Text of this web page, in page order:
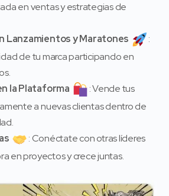
en ventas y estrategias de
Lanzamientos y Maratones
:
de tu marca participando en
la Plataforma
: Vende tus
a nuevas clientas dentro de
: Conéctate con otras líderes
en proyectos y crece juntas.